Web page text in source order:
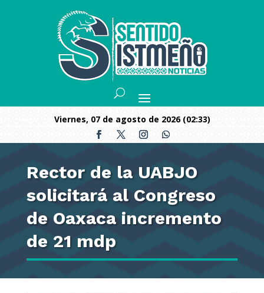
viernes, 07 de agosto de 2026 (02:33)
Rector de la UABJO
solicitará al Congreso
de Oaxaca incremento
de 21 mdp